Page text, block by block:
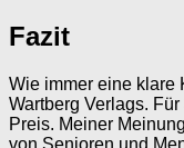
Fazit
Wie immer eine klare
Wartberg Verlags.
Preis. Meiner